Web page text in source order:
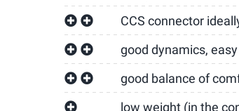
CCS connector
good dynamics,
good balance of
low weight (in the